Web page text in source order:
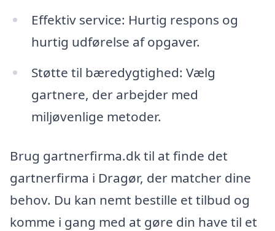
Effektiv service: Hurtig respons og
hurtig udførelse af opgaver.
Støtte til bæredygtighed: Vælg
gartnere, der arbejder med
miljøvenlige metoder.
Brug gartnerfirma.dk til at finde det
gartnerfirma i Dragør, der matcher dine
behov. Du kan nemt bestille et tilbud og
komme i gang med at gøre din have til et